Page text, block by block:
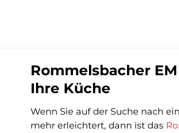
Rommelsbacher
Ihre Küche
Wenn Sie auf der Suche nach
mehr erleichtert, dann ist das